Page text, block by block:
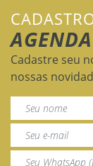
Cadastre seu
nossas